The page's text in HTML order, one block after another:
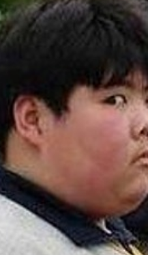
👍
необходима авторизация